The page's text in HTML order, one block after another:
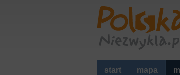
start mapa